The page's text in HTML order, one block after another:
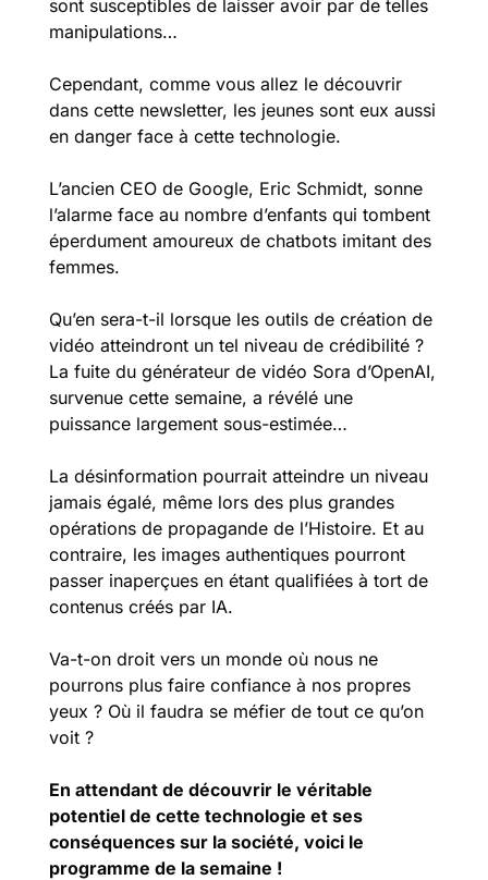
sont susceptibles de laisser avoir par de telles
manipulations…
Cependant, comme vous allez le découvrir
dans cette newsletter, les jeunes sont eux aussi
en danger face à cette technologie.
L’ancien CEO de Google, Eric Schmidt, sonne
l’alarme face au nombre d’enfants qui tombent
éperdument amoureux de chatbots imitant des
femmes.
Qu’en sera-t-il lorsque les outils de création de
vidéo atteindront un tel niveau de crédibilité ?
La fuite du générateur de vidéo Sora d’OpenAI,
survenue cette semaine, a révélé une
puissance largement sous-estimée…
La désinformation pourrait atteindre un niveau
jamais égalé, même lors des plus grandes
opérations de propagande de l’Histoire. Et au
contraire, les images authentiques pourront
passer inaperçues en étant qualifiées à tort de
contenus créés par IA.
Va-t-on droit vers un monde où nous ne
pourrons plus faire confiance à nos propres
yeux ? Où il faudra se méfier de tout ce qu’on
voit ?
En attendant de découvrir le véritable
potentiel de cette technologie et ses
conséquences sur la société, voici le
programme de la semaine !